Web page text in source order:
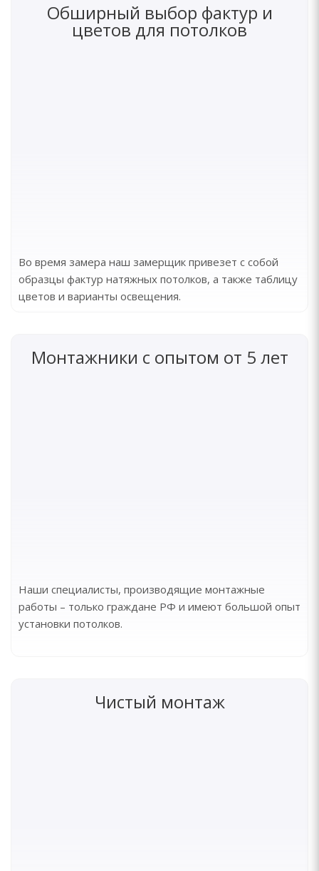
Обширный выбор фактур и
цветов для потолков
Во время замера наш замерщик привезет с собой
образцы фактур натяжных потолков, а также таблицу
цветов и варианты освещения.
Монтажники с опытом от 5 лет
Наши специалисты, производящие монтажные
работы – только граждане РФ и имеют большой опыт
установки потолков.
Чистый монтаж